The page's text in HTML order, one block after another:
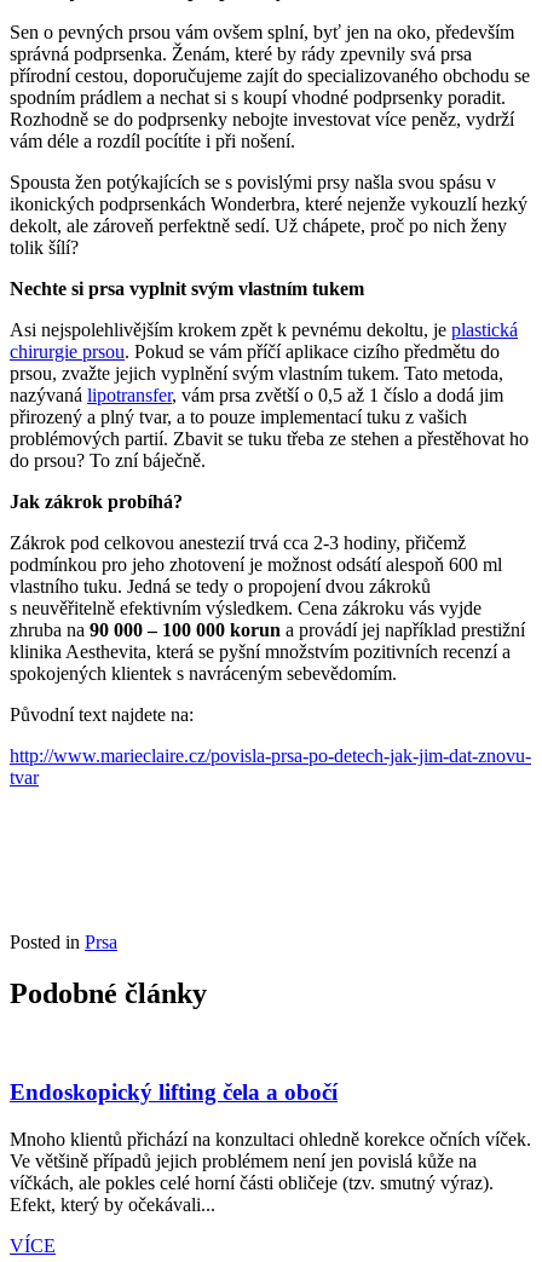
Sen o pevných prsou vám ovšem splní, byť jen na oko, především
správná podprsenka. Ženám, které by rády zpevnily svá prsa
přírodní cestou, doporučujeme zajít do specializovaného obchodu se
spodním prádlem a nechat si s koupí vhodné podprsenky poradit.
Rozhodně se do podprsenky nebojte investovat více peněz, vydrží
vám déle a rozdíl pocítíte i při nošení.
Spousta žen potýkajících se s povislými prsy našla svou spásu v
ikonických podprsenkách Wonderbra, které nejenže vykouzlí hezký
dekolt, ale zároveň perfektně sedí. Už chápete, proč po nich ženy
tolik šílí?
Nechte si prsa vyplnit svým vlastním tukem
Asi nejspolehlivějším krokem zpět k pevnému dekoltu, je plastická
chirurgie prsou. Pokud se vám příčí aplikace cizího předmětu do
prsou, zvažte jejich vyplnění svým vlastním tukem. Tato metoda,
nazývaná lipotransfer, vám prsa zvětší o 0,5 až 1 číslo a dodá jim
přirozený a plný tvar, a to pouze implementací tuku z vašich
problémových partií. Zbavit se tuku třeba ze stehen a přestěhovat ho
do prsou? To zní báječně.
Jak zákrok probíhá?
Zákrok pod celkovou anestezií trvá cca 2-3 hodiny, přičemž
podmínkou pro jeho zhotovení je možnost odsátí alespoň 600 ml
vlastního tuku. Jedná se tedy o propojení dvou zákroků
s neuvěřitelně efektivním výsledkem. Cena zákroku vás vyjde
zhruba na 90 000 – 100 000 korun a provádí jej například prestižní
klinika Aesthevita, která se pyšní množstvím pozitivních recenzí a
spokojených klientek s navráceným sebevědomím.
Původní text najdete na:
http://www.marieclaire.cz/povisla-prsa-po-detech-jak-jim-dat-znovu-
tvar
Posted in Prsa
Podobné články
Endoskopický lifting čela a obočí
Mnoho klientů přichází na konzultaci ohledně korekce očních víček.
Ve většině případů jejich problémem není jen povislá kůže na
víčkách, ale pokles celé horní části obličeje (tzv. smutný výraz).
Efekt, který by očekávali...
VÍCE